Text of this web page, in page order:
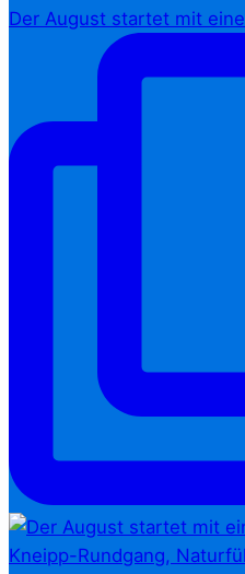
Der August startet mit